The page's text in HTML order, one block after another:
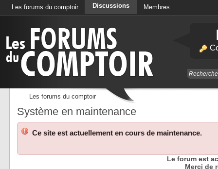
Les forums du comptoir Discussions Membres
Les forums du comptoir
Système en maintenance
Ce site est actuellement en cours de maintenance.
Le forum est
Merci de